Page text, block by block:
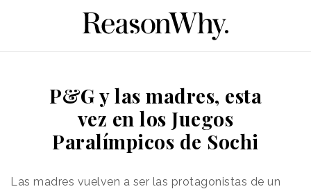
P&G y las madres, esta
vez en los Juegos
Paralímpicos de Sochi
Las madres vuelven a ser las protagonistas de un